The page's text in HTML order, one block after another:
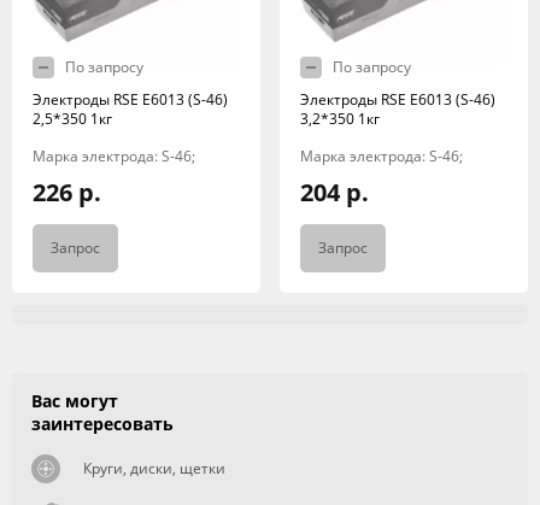
По запросу
Электроды RSE Е6013 (S-46)
2,5*350 1кг
Марка электрода: S-46;
226 р.
Запрос
По запросу
Электроды RSE Е6013 (S-46)
3,2*350 1кг
Марка электрода: S-46;
204 р.
Запрос
Вас могут
заинтересовать
Круги, диски, щетки